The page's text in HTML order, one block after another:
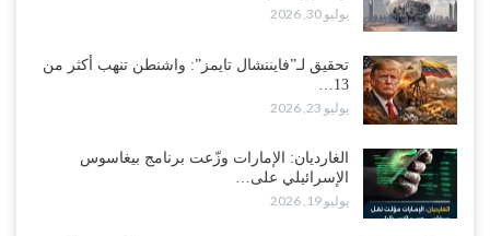
الاستراتيجية بالانفجار من الداخل..!
أغسطس 2, 2026
“حضرموت“| الانتقالي يناقش تشكيل لجان أهلية بأهم مناطق النفط..
وتلميحات إماراتية إلى انتقال التصعيد نحو الخيار العسكري..!
مع اختفاء وزيرة واستقالة آخر وصراع على السفارات.. أزمة المحاصصة
تعصف بحكومة عدن..!
يوليو 30, 2026
تحقيق لـ”فايننشال تايمز”: واشنطن تنهب أكثر من
13…
يوليو 23, 2026
الغارديان: الإمارات وزّعت برنامج بيغاسوس
الإسرائيلي على…
يوليو 19, 2026